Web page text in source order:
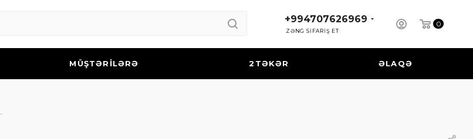
0
+994707626969
ZƏNG SİFARİŞ ET
MÜŞTƏRİLƏRƏ 2TƏKƏR ƏLAQƏ